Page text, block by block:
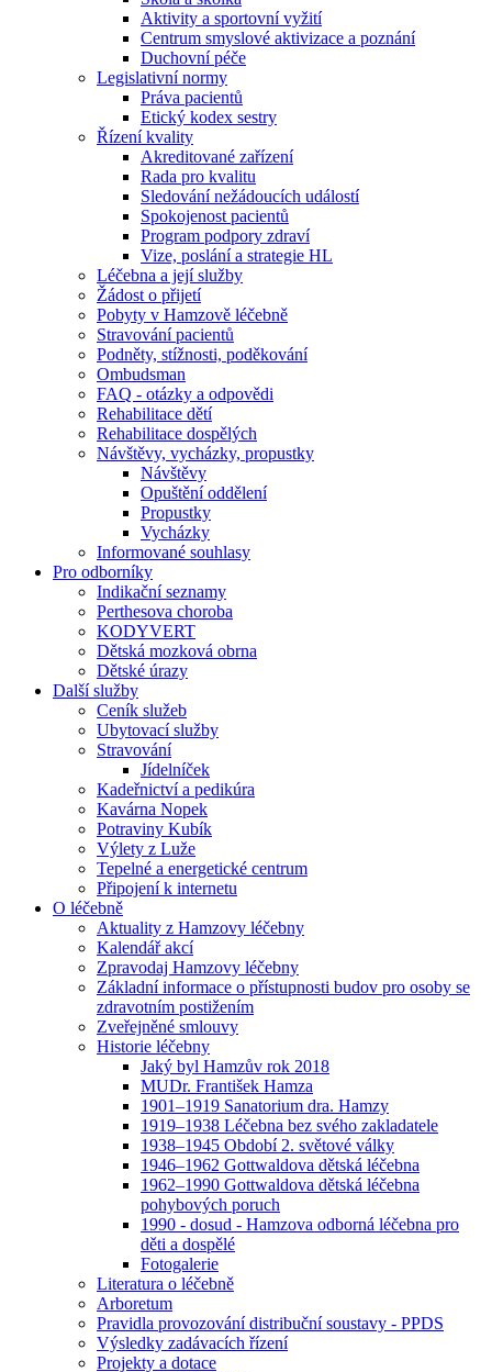
Aktivity a sportovní vyžití
Centrum smyslové aktivizace a poznání
Duchovní péče
Legislativní normy
Práva pacientů
Etický kodex sestry
Řízení kvality
Akreditované zařízení
Rada pro kvalitu
Sledování nežádoucích událostí
Spokojenost pacientů
Program podpory zdraví
Vize, poslání a strategie HL
Léčebna a její služby
Žádost o přijetí
Pobyty v Hamzově léčebně
Stravování pacientů
Podněty, stížnosti, poděkování
Ombudsman
FAQ - otázky a odpovědi
Rehabilitace dětí
Rehabilitace dospělých
Návštěvy, vycházky, propustky
Návštěvy
Opuštění oddělení
Propustky
Vycházky
Informované souhlasy
Pro odborníky
Indikační seznamy
Perthesova choroba
KODYVERT
Dětská mozková obrna
Dětské úrazy
Další služby
Ceník služeb
Ubytovací služby
Stravování
Jídelníček
Kadeřnictví a pedikúra
Kavárna Nopek
Potraviny Kubík
Výlety z Luže
Tepelné a energetické centrum
Připojení k internetu
O léčebně
Aktuality z Hamzovy léčebny
Kalendář akcí
Zpravodaj Hamzovy léčebny
Základní informace o přístupnosti budov pro osoby se
zdravotním postižením
Zveřejněné smlouvy
Historie léčebny
Jaký byl Hamzův rok 2018
MUDr. František Hamza
1901–1919 Sanatorium dra. Hamzy
1919–1938 Léčebna bez svého zakladatele
1938–1945 Období 2. světové války
1946–1962 Gottwaldova dětská léčebna
1962–1990 Gottwaldova dětská léčebna
pohybových poruch
1990 - dosud - Hamzova odborná léčebna pro
děti a dospělé
Fotogalerie
Literatura o léčebně
Arboretum
Pravidla provozování distribuční soustavy - PPDS
Výsledky zadávacích řízení
Projekty a dotace